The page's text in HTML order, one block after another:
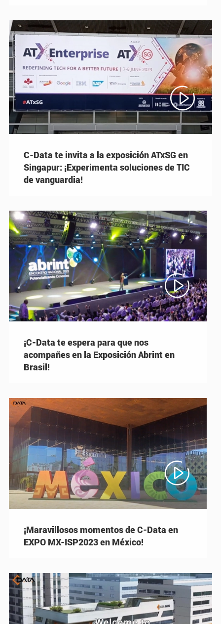

C-Data te invita a la exposición ATxSG en
Singapur: ¡Experimenta soluciones de TIC
de vanguardia!

¡C-Data te espera para que nos
acompañes en la Exposición Abrint en
Brasil!

¡Maravillosos momentos de C-Data en
EXPO MX-ISP2023 en México!